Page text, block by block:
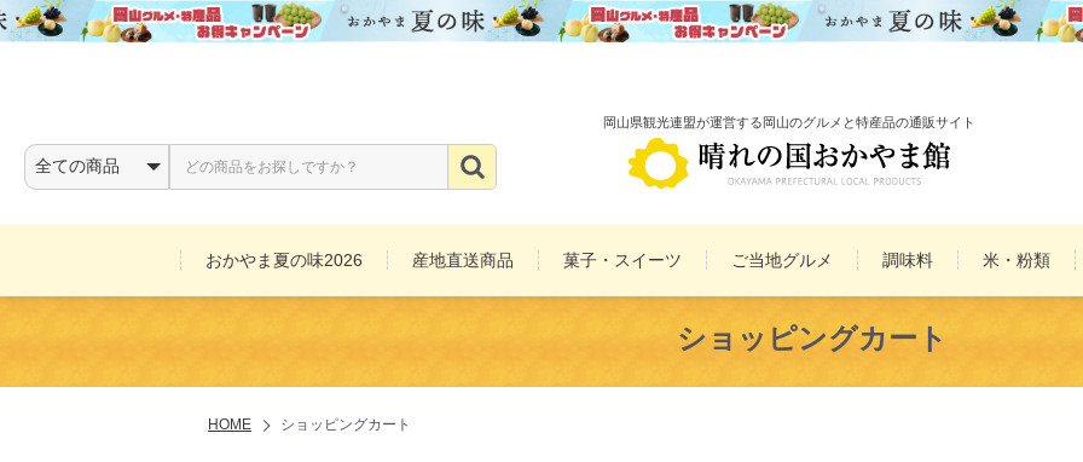
岡山県観光連盟が運営する岡山のグルメと特産品の通販サイト
おかやま夏の味2026 産地直送商品 菓子・スイーツ ご当地グルメ 調味料 米・粉類
雑貨 民工芸品 まとめ買いセット
ショッピングカート
HOME ショッピングカート